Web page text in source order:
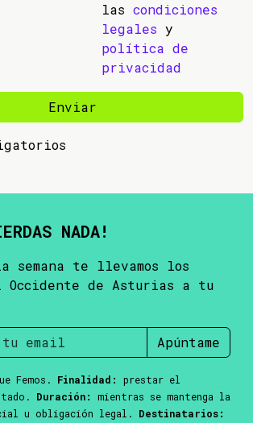
las condiciones
legales y
política de
privacidad
Enviar
NADA!
semana te llevamos los
Occidente de Asturias a tu
Apúntame
Femos. Finalidad:
prestar el
Duración:
mientras se mantenga la
u obligación legal. Destinatarios: